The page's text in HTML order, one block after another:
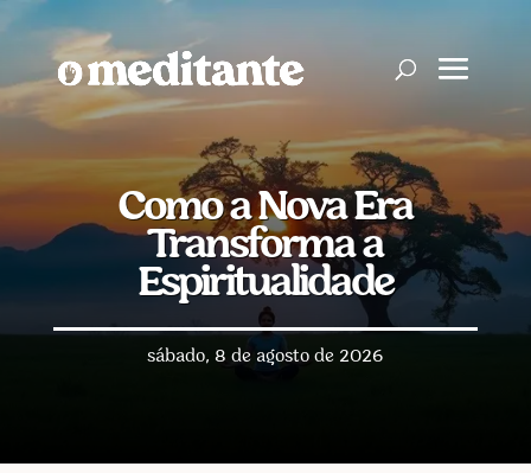
Como a Nova Era
Transforma a
Espiritualidade
sábado, 8 de agosto de 2026